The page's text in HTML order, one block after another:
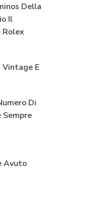
Della
Il
Rolex
E
Di
Sempre
Avuto